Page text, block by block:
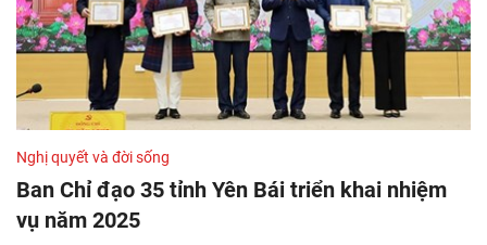
Nghị quyết và đời sống
Ban Chỉ đạo 35 tỉnh Yên Bái triển khai nhiệm
vụ năm 2025